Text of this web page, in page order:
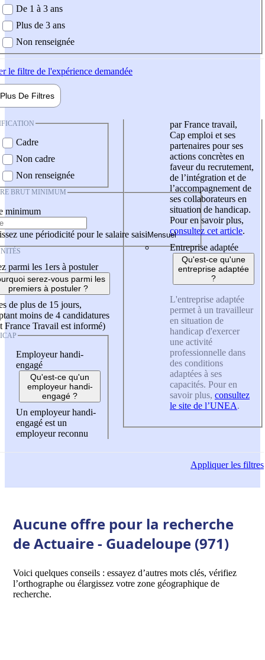
De 1 à 3 ans
Plus de 3 ans
Non renseignée
le filtre de l'expérience demandée
Plus De Filtres
Cadre
Non cadre
Non renseignée
BRUT MINIMUM
minimum
une périodicité pour le salaire saisi
parmi les 1ers à postuler
serez-vous parmi les
premiers à postuler ?
de plus de 15 jours,
moins de 4 candidatures
France Travail est informé)
Employeur handi-
engagé
Qu'est-ce qu'un
employeur handi-
engagé ?
Un employeur handi-
engagé est un
employeur reconnu
par France travail,
Cap emploi et ses
partenaires pour ses
actions concrètes en
faveur du recrutement,
de l’intégration et de
l’accompagnement de
ses collaborateurs en
situation de handicap.
Pour en savoir plus,
consultez cet article.
Entreprise adaptée
Qu'est-ce qu'une
entreprise adaptée
?
L'entreprise adaptée
permet à un travailleur
en situation de
handicap d'exercer
une activité
professionnelle dans
des conditions
adaptées à ses
capacités. Pour en
savoir plus, consultez
le site de l’UNEA.
Appliquerles filtres
Aucune offre pour la recherche
de Actuaire - Guadeloupe (971)
Voici quelques conseils : essayez d’autres mots clés, vérifiez
l’orthographe ou élargissez votre zone géographique de
recherche.